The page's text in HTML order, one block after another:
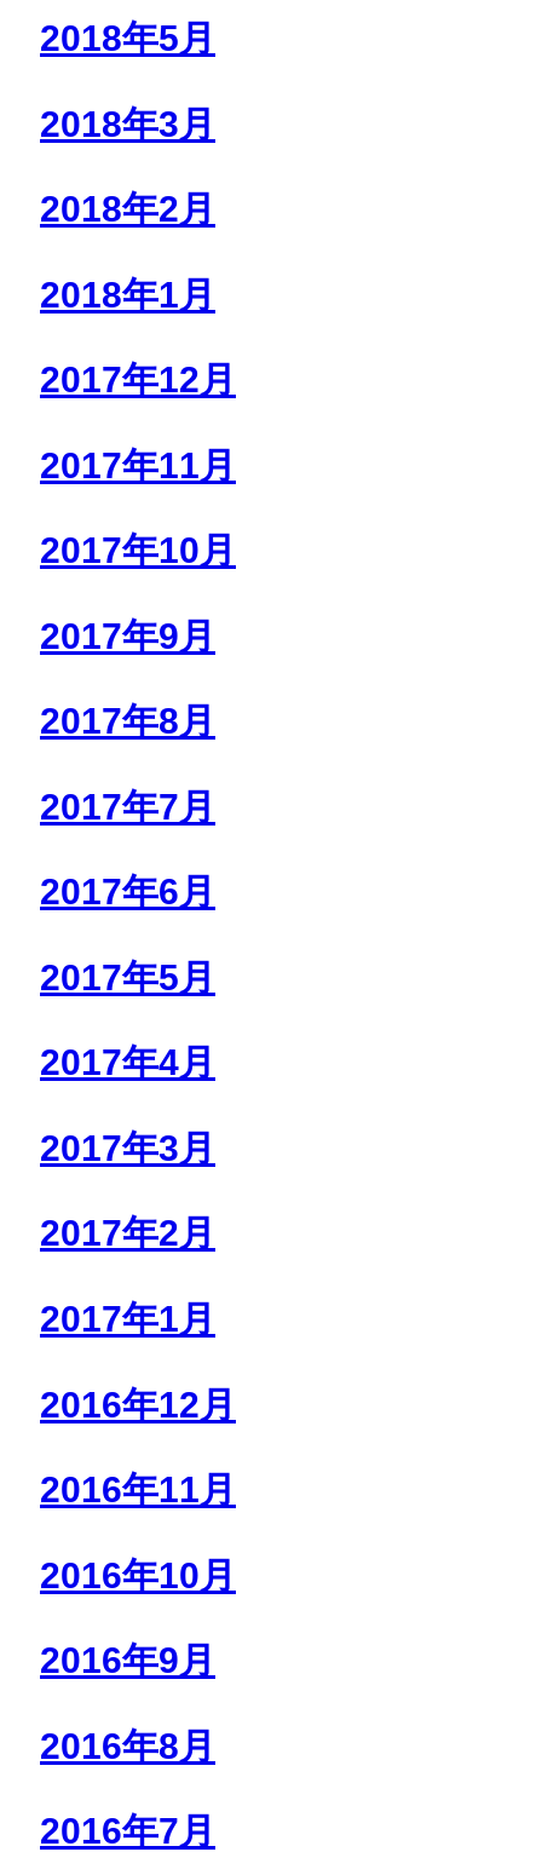
2018年5月
2018年3月
2018年2月
2018年1月
2017年12月
2017年11月
2017年10月
2017年9月
2017年8月
2017年7月
2017年6月
2017年5月
2017年4月
2017年3月
2017年2月
2017年1月
2016年12月
2016年11月
2016年10月
2016年9月
2016年8月
2016年7月